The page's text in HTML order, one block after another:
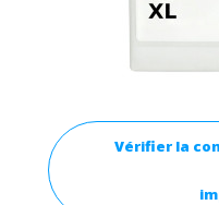
Vérifier la